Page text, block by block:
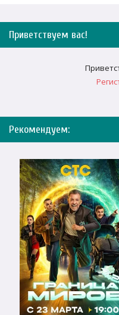
Приветствуем вас!
Рекомендуем: